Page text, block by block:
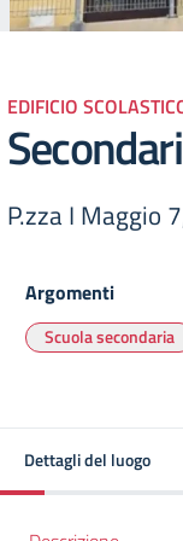
EDIFICIO
P.zza I Maggio
Argomenti
Scuola secondaria
Dettagli del luogo